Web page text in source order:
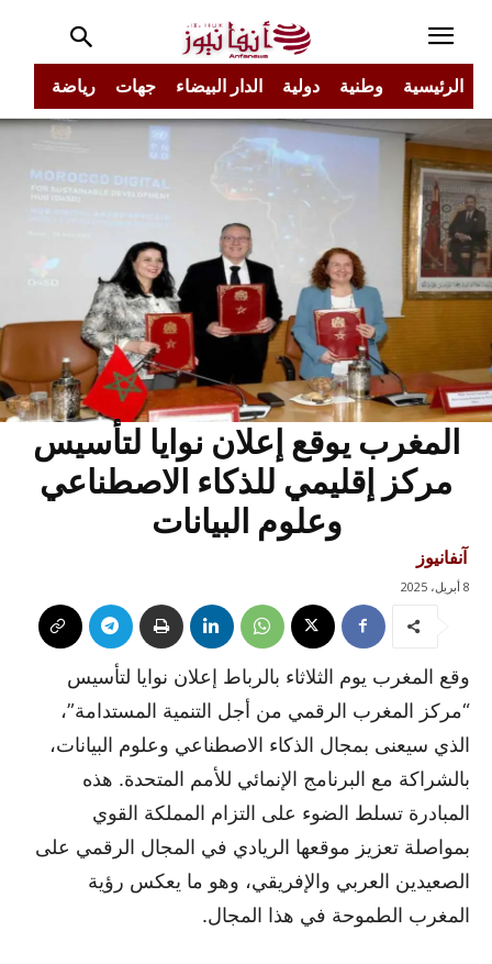
الرئيسية وطنية دولية الدار البيضاء جهات رياضة
المغرب يوقع إعلان نوايا لتأسيس
مركز إقليمي للذكاء الاصطناعي
وعلوم البيانات
آنفانيوز
8 أبريل، 2025
وقع المغرب يوم الثلاثاء بالرباط إعلان نوايا لتأسيس
“مركز المغرب الرقمي من أجل التنمية المستدامة”،
الذي سيعنى بمجال الذكاء الاصطناعي وعلوم البيانات،
بالشراكة مع البرنامج الإنمائي للأمم المتحدة. هذه
المبادرة تسلط الضوء على التزام المملكة القوي
بمواصلة تعزيز موقعها الريادي في المجال الرقمي على
الصعيدين العربي والإفريقي، وهو ما يعكس رؤية
المغرب الطموحة في هذا المجال.